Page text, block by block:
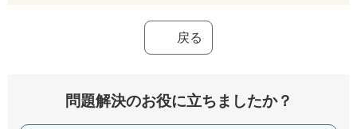
戻る
問題解決のお役に立ちましたか？